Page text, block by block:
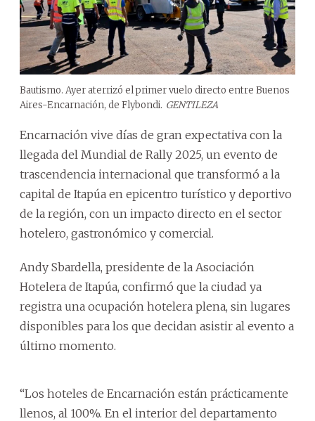
Bautismo. Ayer aterrizó el primer vuelo directo entre Buenos
Aires-Encarnación, de Flybondi. GENTILEZA
Encarnación vive días de gran expectativa con la
llegada del Mundial de Rally 2025, un evento de
trascendencia internacional que transformó a la
capital de Itapúa en epicentro turístico y deportivo
de la región, con un impacto directo en el sector
hotelero, gastronómico y comercial.
Andy Sbardella, presidente de la Asociación
Hotelera de Itapúa, confirmó que la ciudad ya
registra una ocupación hotelera plena, sin lugares
disponibles para los que decidan asistir al evento a
último momento.
“Los hoteles de Encarnación están prácticamente
llenos, al 100%. En el interior del departamento